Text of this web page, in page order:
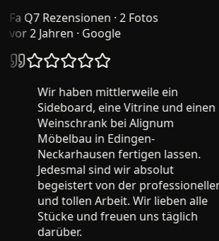
Fa Q7 Rezensionen · 2 Fotos
vor 2 Jahren· Google
Wir haben mittlerweile ein
Sideboard, eine Vitrine und einen
Weinschrank bei Alignum
Möbelbau in Edingen-
Neckarhausen fertigen lassen.
Jedesmal sind wir absolut
begeistert von der professionellen
und tollen Arbeit. Wir lieben alle
Stücke und freuen uns täglich
darüber.